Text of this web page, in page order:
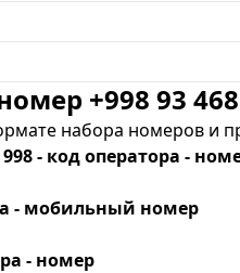
+998 93 468
набора номеров и
- код оператора -
- мобильный номер
- номер